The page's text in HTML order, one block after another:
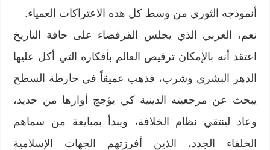
أنموذجه الثوري من وسط كل هذه الاعتراكات العمياء.
نعم، العربي الذي يجلس القرفصاء على حافة التاريخ
اعتقد أنه بالإمكان ترقيص العالم بأفكاره التي أكل عليها
الدهر البشري وشرب، فذهب عميقاً في خارطة السطح
يبحث عن مرجعيته الدينية كي يؤجج أوارها من جديد،
وعاد لينتقي نظام الخلافة، ويبدأ بمبايعة من سماهم
الخلفاء الجدد، الذين أفرزتهم الجهات الإسلامية